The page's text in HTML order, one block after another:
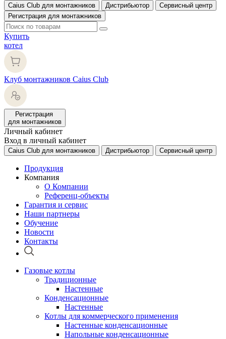
Caius Club для монтажников
Дистрибьютор
Сервисный центр
Регистрация для монтажников
Купить
котел
Клуб монтажников Caius Club
Регистрация
для монтажников
Личный кабинет
Вход в личный кабинет
Caius Club для монтажников Дистрибьютор Сервисный центр
Продукция
Компания
О Компании
Референц-объекты
Гарантия и сервис
Наши партнеры
Обучение
Новости
Контакты
Газовые котлы
Традиционные
Настенные
Конденсационные
Настенные
Котлы для коммерческого применения
Настенные конденсационные
Напольные конденсационные